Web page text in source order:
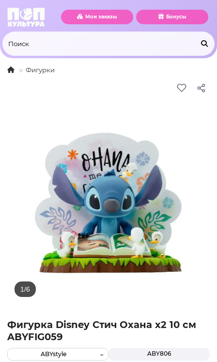
Мои заказы Бонусы
Фигурки
Фигурка Disney Стич Охана x2 10 см
ABYFIG059
ABY806
ABYstyle